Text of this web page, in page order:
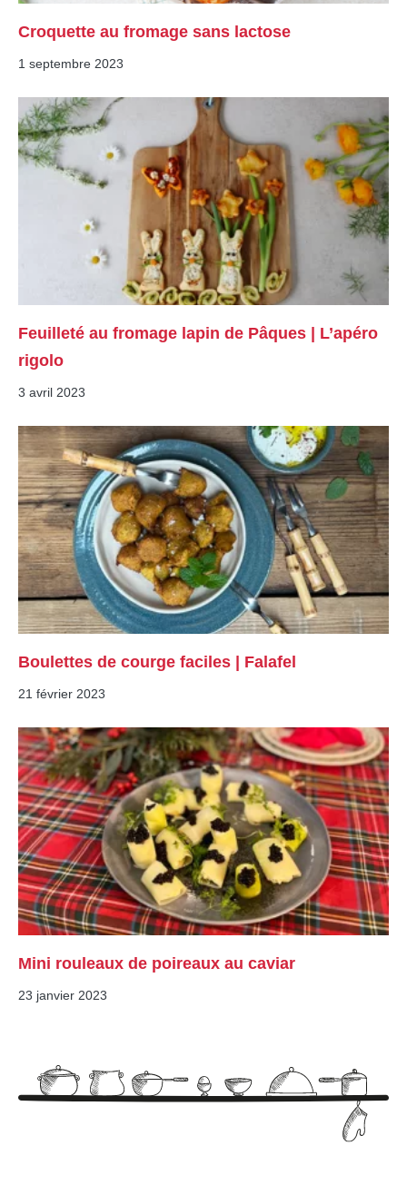
Croquette au fromage sans lactose
1 septembre 2023
Feuilleté au fromage lapin de Pâques | L’apéro
rigolo
3 avril 2023
Boulettes de courge faciles | Falafel
21 février 2023
Mini rouleaux de poireaux au caviar
23 janvier 2023